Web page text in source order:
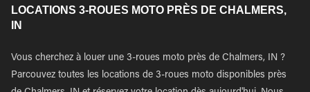
LOCATIONS 3-ROUES MOTO PRÈS DE CHALMERS,
IN
Vous cherchez à louer une 3-roues moto près de Chalmers, IN ?
Parcouvez toutes les locations de 3-roues moto disponibles près